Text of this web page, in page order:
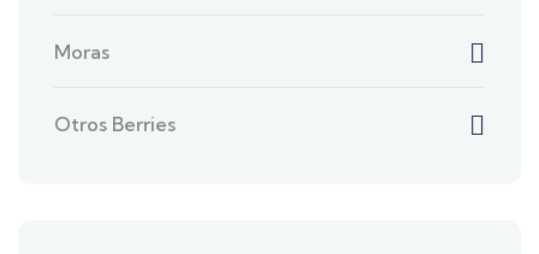
Moras
Otros Berries